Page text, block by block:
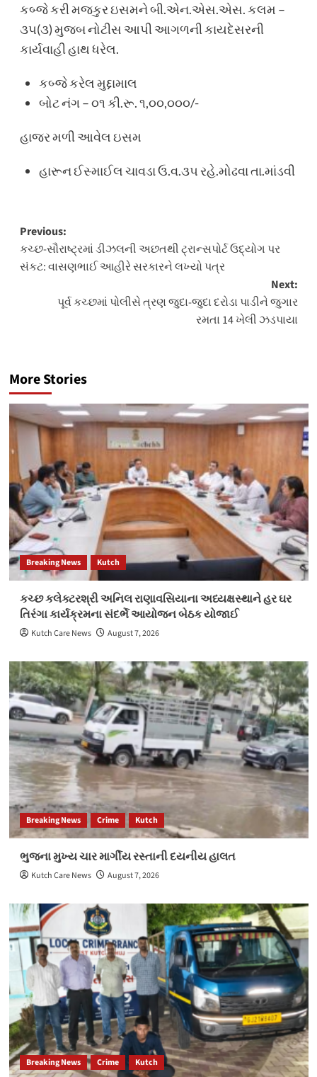
કબ્જે કરી મજકુર ઇસમને બી.એન.એસ.એસ. કલમ –
૩૫(૩) મુજબ નોટીસ આપી આગળની કાયદેસરની
કાર્યવાહી હાથ ધરેલ.
કબ્જે કરેલ મુદ્દામાલ
બોટ નંગ – ૦૧ કી.રૂ. ૧,૦૦,૦૦૦/-
હાજર મળી આવેલ ઇસમ
હારૂન ઈસ્માઈલ ચાવડા ઉ.વ.૩૫ રહે.મોઢવા તા.માંડવી
Post
navigation
Previous:
​કચ્છ-સૌરાષ્ટ્રમાં ડીઝલની અછતથી ટ્રાન્સપોર્ટ ઉદ્યોગ પર
સંકટ: વાસણભાઈ આહીરે સરકારને લખ્યો પત્ર
Next:
પૂર્વ કચ્છમાં પોલીસે ત્રણ જુદા-જુદા દરોડા પાડીને જુગાર
રમતા 14 ખેલી ઝડપાયા
More Stories
Breaking News Kutch
કચ્છ કલેક્ટરશ્રી અનિલ રાણાવસિયાના અધ્યક્ષસ્થાને હર ઘર
તિરંગા કાર્યક્રમના સંદર્ભે આયોજન બેઠક યોજાઈ
Kutch Care News August 7, 2026
Breaking News Crime Kutch
ભુજના મુખ્ય ચાર માર્ગીય રસ્તાની દયનીય હાલત
Kutch Care News August 7, 2026
Breaking News Crime Kutch